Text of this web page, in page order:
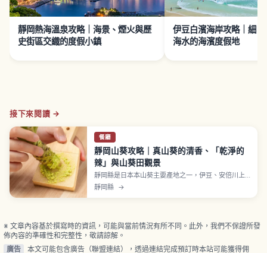
靜岡熱海溫泉攻略｜海景、煙火與歷
史街區交織的度假小鎮
伊豆白濱海岸攻略｜細白
海水的海濱度假地
接下來閱讀 →
餐廳
靜岡山葵攻略｜真山葵的清香、「乾淨的
辣」與山葵田觀景
靜岡縣是日本本山葵主要產地之一，伊豆、安倍川上
游與天城周邊清澈溪流地區常見水山葵栽培景觀。靜
靜岡縣 →
※ 文章內容基於撰寫時的資訊，可能與當前情況有所不同。此外，我們不保證所發
佈內容的準確性和完整性，敬請諒解。
廣告
本文可能包含廣告（聯盟連結），透過連結完成預訂時本站可能獲得佣